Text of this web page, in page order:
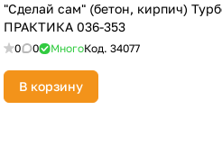
"Сделай сам" (бетон, кирпич)
ПРАКТИКА 036-353
0 0 МногоКод.34077
В корзину